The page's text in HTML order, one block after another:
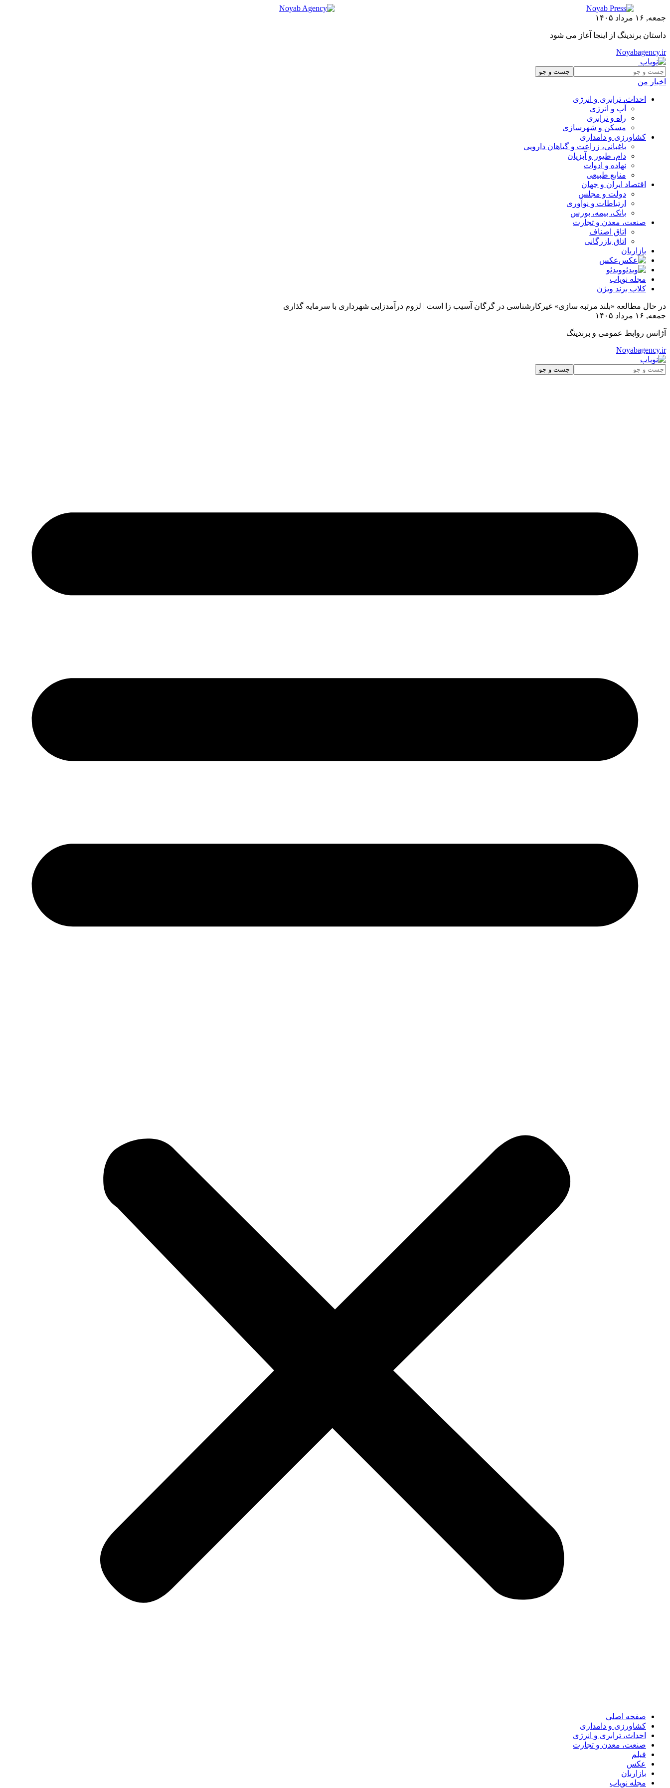
جمعه, ۱۶ مرداد ۱۴۰۵
داستان برندینگ از اینجا آغاز می شود
Noyabagency.ir
اخبار من
احداث، ترابری و انرژی
آب و انرژی
راه و ترابری
مسکن و شهرسازی
کشاورزی و دامداری
باغبانی، زراعت و گیاهان دارویی
دام، طیور و آبزیان
نهاده و ادوات
منابع طبیعی
اقتصاد ایران و جهان
دولت و مجلس
ارتباطات و نوآوری
بانک، بیمه، بورس
صنعت، معدن و تجارت
اتاق اصناف
اتاق بازرگانی
بازاربان
عکس
ویدئو
مجله نویاب
کلاب برند ویژن
در حال مطالعه «بلند مرتبه سازی» غیرکارشناسی در گرگان آسیب زا است | لزوم درآمدزایی شهرداری با سرمایه گذاری
جمعه, ۱۶ مرداد ۱۴۰۵
آژانس روابط عمومی و برندینگ
Noyabagency.ir
صفحه اصلی
کشاورزی و دامداری
احداث، ترابری و انرژی
صنعت، معدن و تجارت
فیلم
عکس
بازاربان
مجله نویاب